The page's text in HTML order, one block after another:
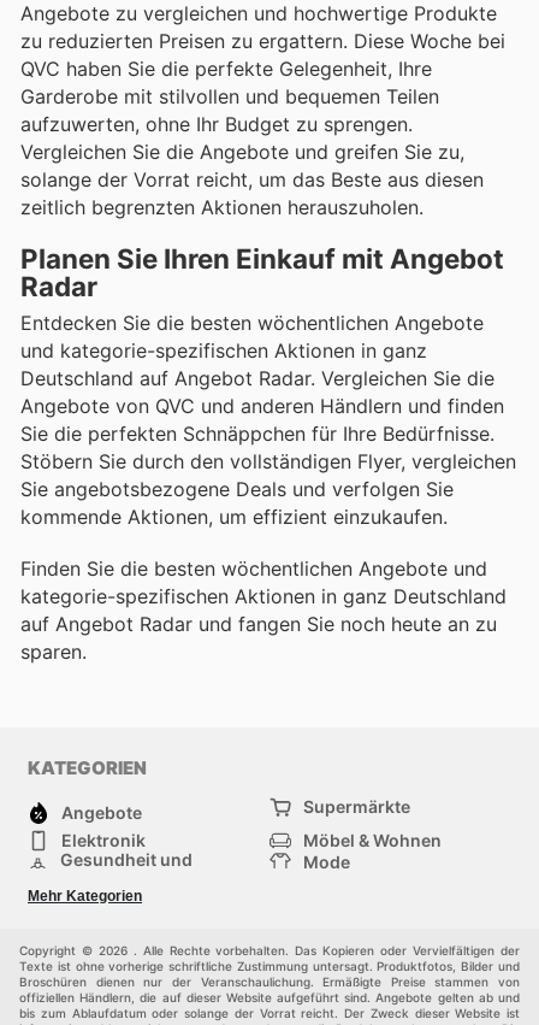
Angebote zu vergleichen und hochwertige Produkte
zu reduzierten Preisen zu ergattern. Diese Woche bei
QVC haben Sie die perfekte Gelegenheit, Ihre
Garderobe mit stilvollen und bequemen Teilen
aufzuwerten, ohne Ihr Budget zu sprengen.
Vergleichen Sie die Angebote und greifen Sie zu,
solange der Vorrat reicht, um das Beste aus diesen
zeitlich begrenzten Aktionen herauszuholen.
Planen Sie Ihren Einkauf mit Angebot
Radar
Entdecken Sie die besten wöchentlichen Angebote
und kategorie-spezifischen Aktionen in ganz
Deutschland auf Angebot Radar. Vergleichen Sie die
Angebote von QVC und anderen Händlern und finden
Sie die perfekten Schnäppchen für Ihre Bedürfnisse.
Stöbern Sie durch den vollständigen Flyer, vergleichen
Sie angebotsbezogene Deals und verfolgen Sie
kommende Aktionen, um effizient einzukaufen.
Finden Sie die besten wöchentlichen Angebote und
kategorie-spezifischen Aktionen in ganz Deutschland
auf Angebot Radar und fangen Sie noch heute an zu
sparen.
KATEGORIEN
Angebote
Supermärkte
Elektronik
Möbel & Wohnen
Gesundheit und
Mode
Sportartikel und
Sportbekleidung
Einkaufzentren
Andere
Mehr Kategorien
Copyright © 2026 . Alle Rechte vorbehalten. Das Kopieren oder Vervielfältigen der
Texte ist ohne vorherige schriftliche Zustimmung untersagt. Produktfotos, Bilder und
Broschüren dienen nur der Veranschaulichung. Ermäßigte Preise stammen von
offiziellen Händlern, die auf dieser Website aufgeführt sind. Angebote gelten ab und
bis zum Ablaufdatum oder solange der Vorrat reicht. Der Zweck dieser Website ist